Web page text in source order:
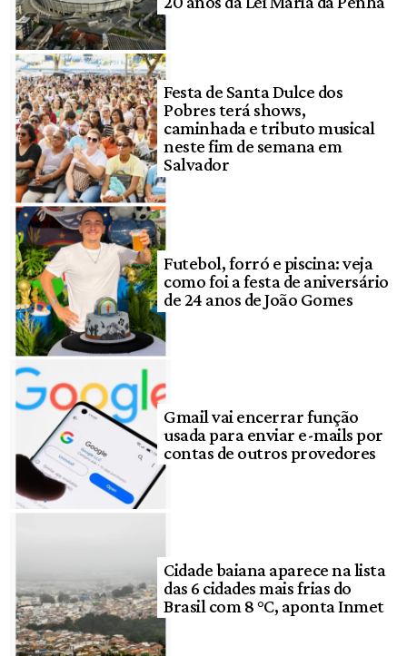
Festa de Santa Dulce dos
Pobres terá shows,
caminhada e tributo musical
neste fim de semana em
Salvador
Futebol, forró e piscina: veja
como foi a festa de aniversário
de 24 anos de João Gomes
Gmail vai encerrar função
usada para enviar e-mails por
contas de outros provedores
Cidade baiana aparece na lista
das 6 cidades mais frias do
Brasil com 8 °C, aponta Inmet